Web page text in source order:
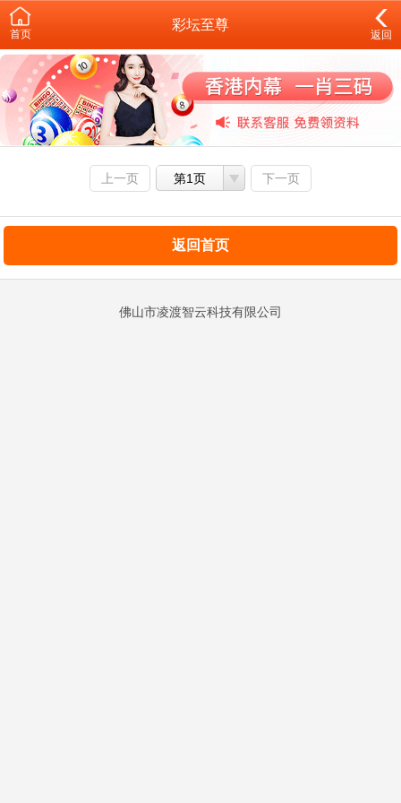
首页
彩坛至尊
返回
上一页 第1页 下一页
返回首页
佛山市凌渡智云科技有限公司